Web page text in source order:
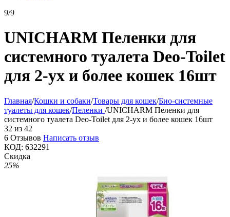
9/9
UNICHARM Пеленки для
системного туалета Deo-Toilet
для 2-ух и более кошек 16шт
Главная/Кошки и собаки/Товары для кошек/Био-системные
туалеты для кошек/Пеленки /UNICHARM Пеленки для
системного туалета Deo-Toilet для 2-ух и более кошек 16шт
32 из 42
6 Отзывов Написать отзыв
КОД: 632291
Скидка
25%